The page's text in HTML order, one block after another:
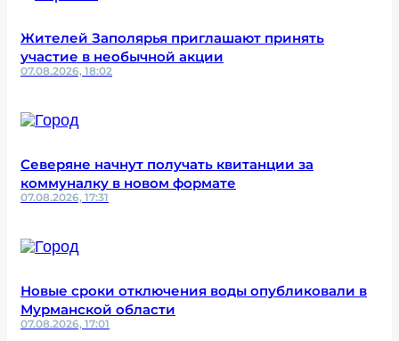
Жителей Заполярья приглашают принять
участие в необычной акции
07.08.2026, 18:02
Северяне начнут получать квитанции за
коммуналку в новом формате
07.08.2026, 17:31
Новые сроки отключения воды опубликовали в
Мурманской области
07.08.2026, 17:01